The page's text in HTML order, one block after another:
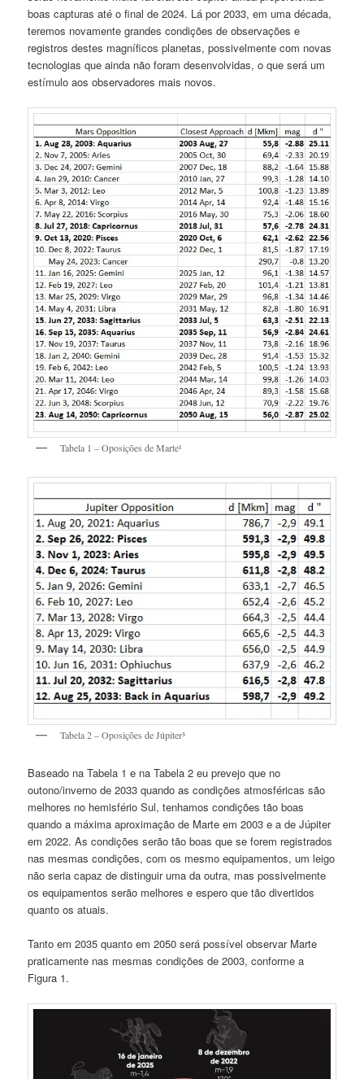
boas capturas até o final de 2024. Lá por 2033, em uma década,
teremos novamente grandes condições de observações e
registros destes magníficos planetas, possivelmente com novas
tecnologias que ainda não foram desenvolvidas, o que será um
estímulo aos observadores mais novos.
Tabela 1 – Oposições de Marte¹
Tabela 2 – Oposições de Júpiter³
Baseado na Tabela 1 e na Tabela 2 eu prevejo que no
outono/inverno de 2033 quando as condições atmosféricas são
melhores no hemisfério Sul, tenhamos condições tão boas
quando a máxima aproximação de Marte em 2003 e a de Júpiter
em 2022. As condições serão tão boas que se forem registrados
nas mesmas condições, com os mesmo equipamentos, um leigo
não seria capaz de distinguir uma da outra, mas possivelmente
os equipamentos serão melhores e espero que tão divertidos
quanto os atuais.
Tanto em 2035 quanto em 2050 será possível observar Marte
praticamente nas mesmas condições de 2003, conforme a
Figura 1.